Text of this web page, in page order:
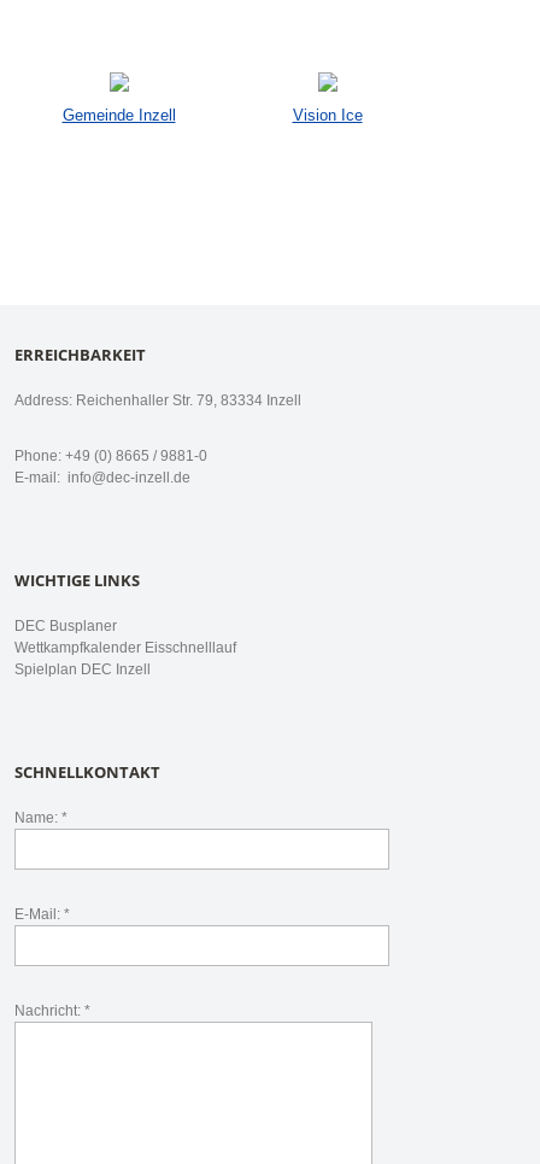
Gemeinde Inzell Vision Ice
ERREICHBARKEIT
Address: Reichenhaller Str. 79, 83334 Inzell
Phone: +49 (0) 8665 / 9881-0
E-mail: info@dec-inzell.de
WICHTIGE LINKS
DEC Busplaner
Wettkampfkalender Eisschnelllauf
Spielplan DEC Inzell
SCHNELLKONTAKT
Name: *
E-Mail: *
Nachricht: *